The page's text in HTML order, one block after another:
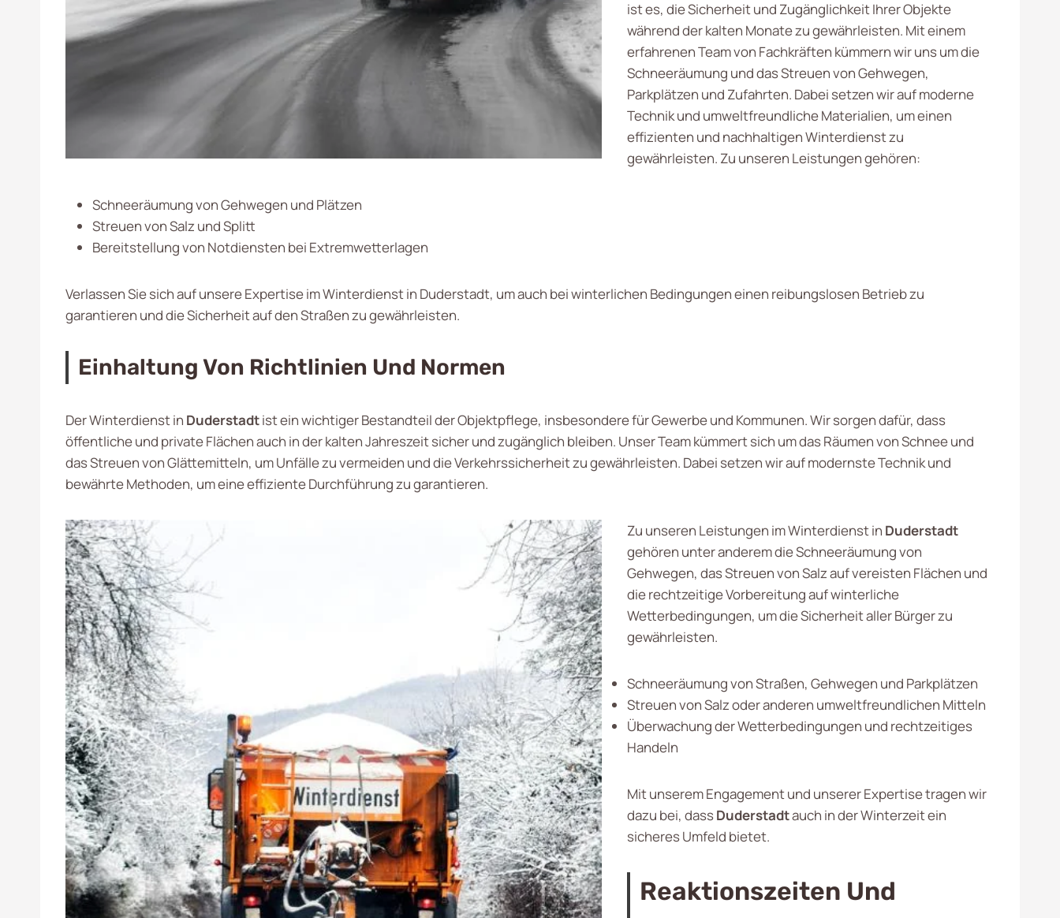
ist es, die Sicherheit und Zugänglichkeit Ihrer Objekte
während der kalten Monate zu gewährleisten. Mit einem
erfahrenen Team von Fachkräften kümmern wir uns um die
Schneeräumung und das Streuen von Gehwegen,
Parkplätzen und Zufahrten. Dabei setzen wir auf moderne
Technik und umweltfreundliche Materialien, um einen
effizienten und nachhaltigen Winterdienst zu
gewährleisten. Zu unseren Leistungen gehören:
Schneeräumung von Gehwegen und Plätzen
Streuen von Salz und Splitt
Bereitstellung von Notdiensten bei Extremwetterlagen
Verlassen Sie sich auf unsere Expertise im Winterdienst in Duderstadt, um auch bei winterlichen Bedingungen einen reibungslosen Betrieb zu
garantieren und die Sicherheit auf den Straßen zu gewährleisten.
Einhaltung Von Richtlinien Und Normen
Der Winterdienst in Duderstadtist ein wichtiger Bestandteil der Objektpflege, insbesondere für Gewerbe und Kommunen. Wir sorgen dafür, dass
öffentliche und private Flächen auch in der kalten Jahreszeit sicher und zugänglich bleiben. Unser Team kümmert sich um das Räumen von Schnee und
das Streuen von Glättemitteln, um Unfälle zu vermeiden und die Verkehrssicherheit zu gewährleisten. Dabei setzen wir auf modernste Technik und
bewährte Methoden, um eine effiziente Durchführung zu garantieren.
Zu unseren Leistungen im Winterdienst in Duderstadt
gehören unter anderem die Schneeräumung von
Gehwegen, das Streuen von Salz auf vereisten Flächen und
die rechtzeitige Vorbereitung auf winterliche
Wetterbedingungen, um die Sicherheit aller Bürger zu
gewährleisten.
Schneeräumung von Straßen, Gehwegen und Parkplätzen
Streuen von Salz oder anderen umweltfreundlichen Mitteln
Überwachung der Wetterbedingungen und rechtzeitiges
Handeln
Mit unserem Engagement und unserer Expertise tragen wir
dazu bei, dassDuderstadtauch in der Winterzeit ein
sicheres Umfeld bietet.
Reaktionszeiten Und